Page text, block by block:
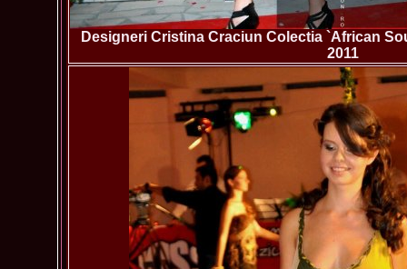
Designeri Cristina Craciun Colectia `African
2011